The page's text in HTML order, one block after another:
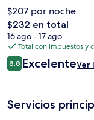
de golf, su alberca
disponibles pases de
otros visitantes les
$207 por noche
El
precio
total
es
de
$232 en total
16 ago - 17 ago
Total con impuestos y
Opiniones
8.88.8 de 10,
ExcelenteVer
Servicios